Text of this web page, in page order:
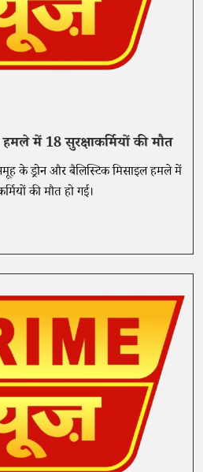
में 18 सुरक्षाकर्मियों की मौत
के ड्रोन और बैलिस्टिक मिसाइल हमले में
की मौत हो गई।